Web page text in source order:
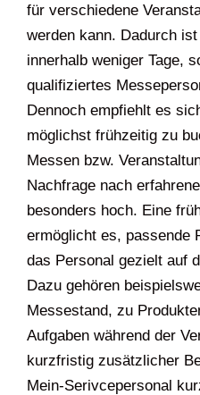
für verschiedene
werden kann. Dadurch
innerhalb weniger Tage,
qualifiziertes
Dennoch empfiehlt es
möglichst frühzeitig zu
Messen bzw.
Nachfrage nach
besonders hoch. Eine
ermöglicht es, passende
das Personal gezielt auf
Dazu gehören
Messestand, zu
Aufgaben während der
kurzfristig zusätzlicher
Mein-Serivcepersonal